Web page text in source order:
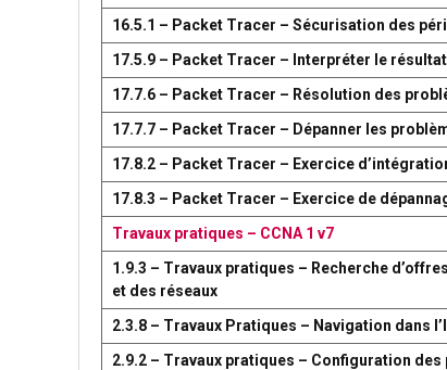
16.5.1 – Packet Tracer – Sécurisation des
17.5.9 – Packet Tracer – Interpréter le
17.7.6 – Packet Tracer – Résolution des
17.7.7 – Packet Tracer – Dépanner les
17.8.2 – Packet Tracer – Exercice
17.8.3 – Packet Tracer – Exercice de
Travaux pratiques – CCNA 1 v7
1.9.3 – Travaux pratiques – Recherche
et des réseaux
2.3.8 – Travaux Pratiques – Navigation dans
2.9.2 – Travaux pratiques – Configuration